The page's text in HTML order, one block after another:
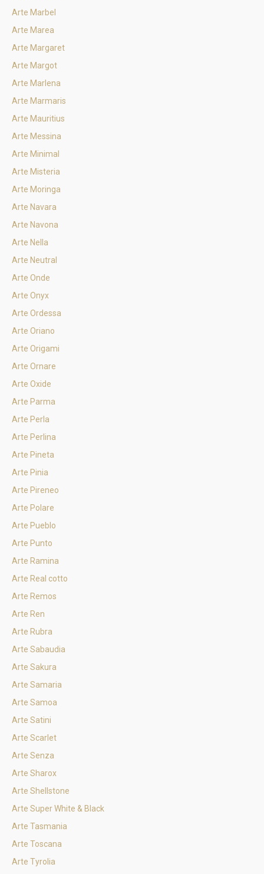
Arte Marbel
Arte Marea
Arte Margaret
Arte Margot
Arte Marlena
Arte Marmaris
Arte Mauritius
Arte Messina
Arte Minimal
Arte Misteria
Arte Moringa
Arte Navara
Arte Navona
Arte Nella
Arte Neutral
Arte Onde
Arte Onyx
Arte Ordessa
Arte Oriano
Arte Origami
Arte Ornare
Arte Oxide
Arte Parma
Arte Perla
Arte Perlina
Arte Pineta
Arte Pinia
Arte Pireneo
Arte Polare
Arte Pueblo
Arte Punto
Arte Ramina
Arte Real cotto
Arte Remos
Arte Ren
Arte Rubra
Arte Sabaudia
Arte Sakura
Arte Samaria
Arte Samoa
Arte Satini
Arte Scarlet
Arte Senza
Arte Sharox
Arte Shellstone
Arte Super White & Black
Arte Tasmania
Arte Toscana
Arte Tyrolia